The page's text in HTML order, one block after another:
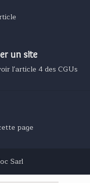
un site
l'article 4 des CGUs
page
Sarl